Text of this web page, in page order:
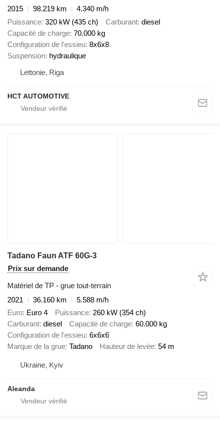
2015
98.219 km
4.340 m/h
Puissance 320 kW (435 ch) Carburant diesel
Capacité de charge 70.000 kg
Configuration de l'essieu 8x6x8
Suspension hydraulique
Lettonie, Riga
HCT AUTOMOTIVE
Tadano Faun ATF 60G-3
Prix sur demande
Matériel de TP - grue tout-terrain
2021
36.160 km
5.588 m/h
Euro Euro 4 Puissance 260 kW (354 ch)
Carburant diesel Capacité de charge 60.000 kg
Configuration de l'essieu 6x6x6
Marque de la grue Tadano Hauteur de levée 54 m
Ukraine, Kyiv
Aleanda